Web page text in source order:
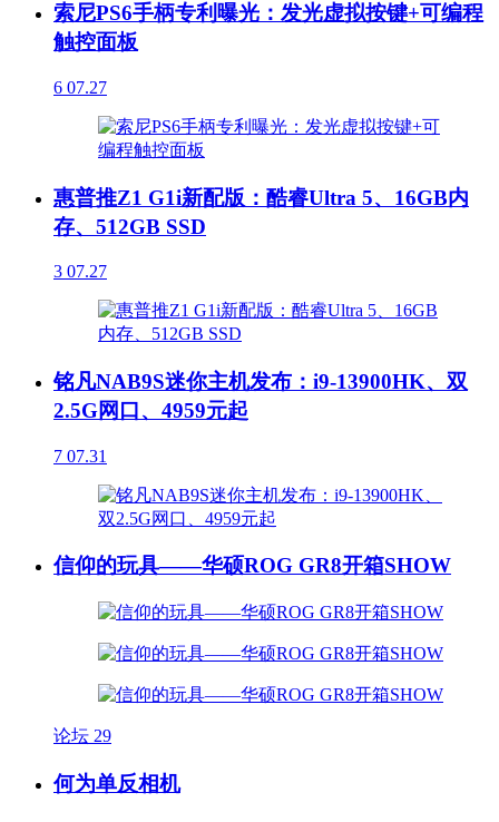
索尼PS6手柄专利曝光：发光虚拟按键+可编程
触控面板
6 07.27
惠普推Z1 G1i新配版：酷睿Ultra 5、16GB内
存、512GB SSD
3 07.27
铭凡NAB9S迷你主机发布：i9-13900HK、双
2.5G网口、4959元起
7 07.31
信仰的玩具——华硕ROG GR8开箱SHOW
论坛 29
何为单反相机